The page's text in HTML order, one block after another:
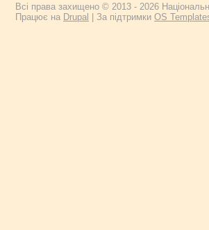
Всі права захищено © 2013 - 2026
Працює на Drupal | За підтримки OS